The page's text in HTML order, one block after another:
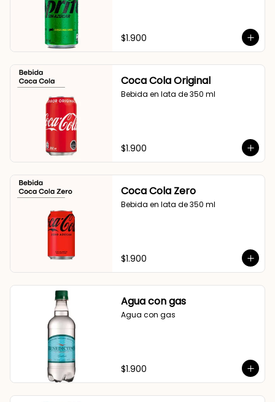
$1.900
Coca Cola Original
Bebida en lata de 350 ml
$1.900
Coca Cola Zero
Bebida en lata de 350 ml
$1.900
Agua con gas
Agua con gas
$1.900